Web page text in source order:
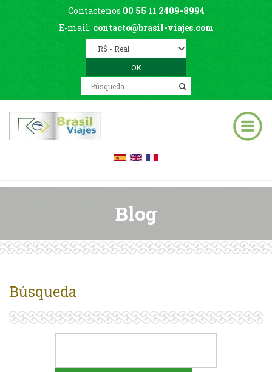
Contactenos 00 55 11 2409-8994
E-mail: contacto@brasil-viajes.com
Blog
Búsqueda